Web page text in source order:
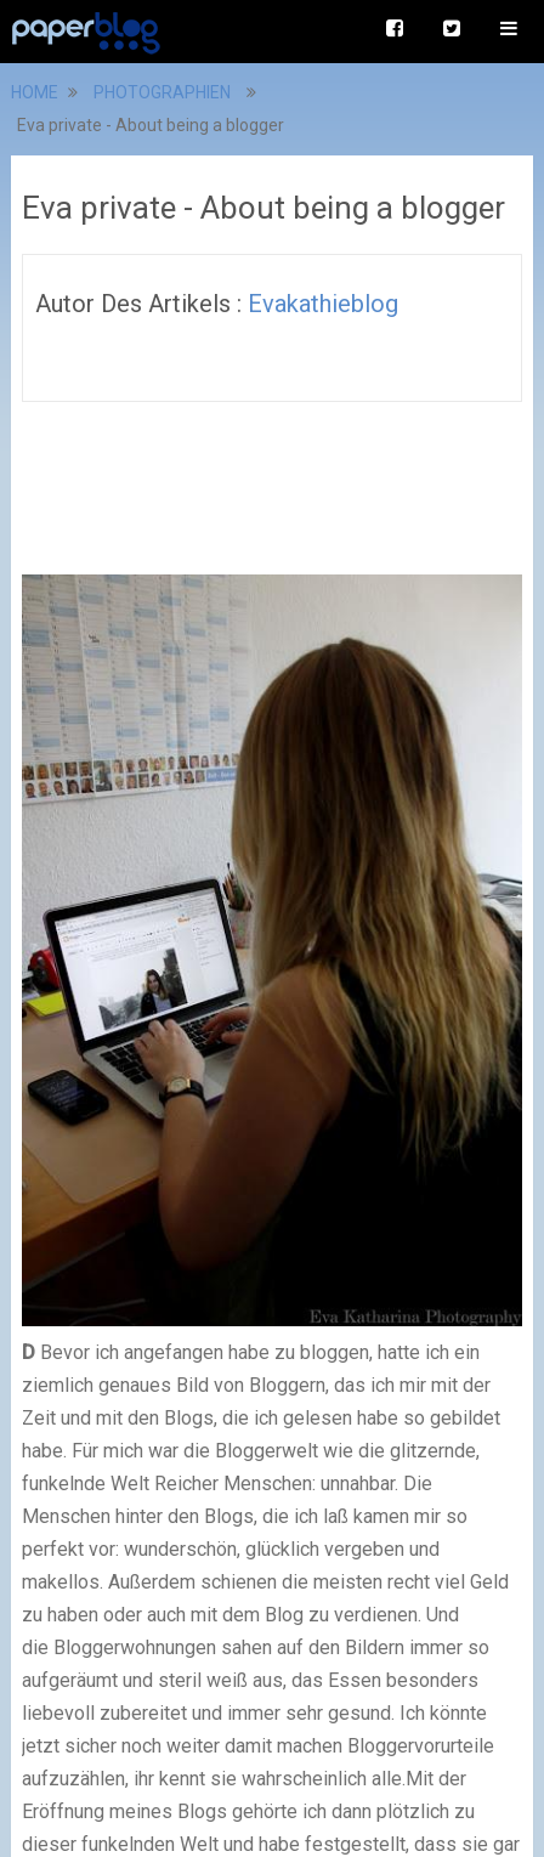
HOME
PHOTOGRAPHIEN
Eva private - About being a blogger
Eva private - About being a blogger
Autor Des Artikels : Evakathieblog
DBevor ich angefangen habe zu bloggen, hatte ich ein
ziemlich genaues Bild von Bloggern, das ich mir mit der
Zeit und mit den Blogs, die ich gelesen habe so gebildet
habe. Für mich war die Bloggerwelt wie die glitzernde,
funkelnde Welt Reicher Menschen: unnahbar. Die
Menschen hinter den Blogs, die ich laß kamen mir so
perfekt vor: wunderschön, glücklich vergeben und
makellos. Außerdem schienen die meisten recht viel Geld
zu haben oder auch mit dem Blog zu verdienen. Und
die Bloggerwohnungen sahen auf den Bildern immer so
aufgeräumt und steril weiß aus, das Essen besonders
liebevoll zubereitet und immer sehr gesund. Ich könnte
jetzt sicher noch weiter damit machen Bloggervorurteile
aufzuzählen, ihr kennt sie wahrscheinlich alle. Mit der
Eröffnung meines Blogs gehörte ich dann plötzlich zu
dieser funkelnden Welt und habe festgestellt, dass sie gar